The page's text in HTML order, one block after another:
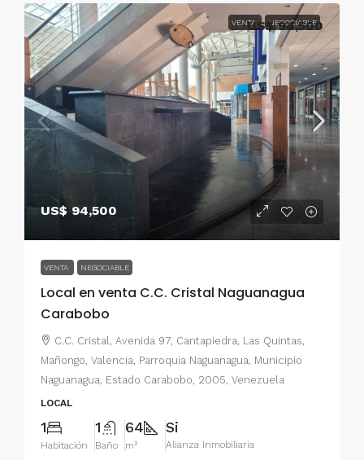
VENTA NEGOCIABLE
US$ 94,500
VENTA NEGOCIABLE
Local en venta C.C. Cristal Naguanagua
Carabobo
US$ 94,500
C.C. Cristal, Avenida 97, Cantapiedra, Las Quintas,
Mañongo, Valencia, Parroquia Naguanagua, Municipio
Naguanagua, Estado Carabobo, 2005, Venezuela
LOCAL
1
Habitación
1
Baño
64
m²
Si
Alianza Inmobiliaria